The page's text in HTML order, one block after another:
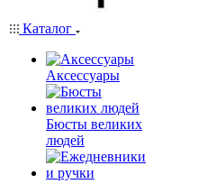
Каталог
Аксессуары
Бюсты великих
людей